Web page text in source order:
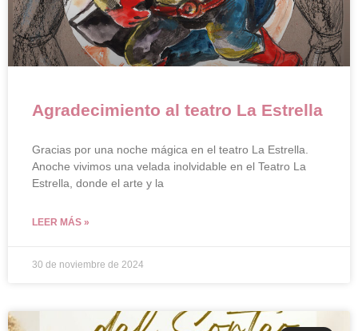
Agradecimiento al teatro La Estrella
Gracias por una noche mágica en el teatro La Estrella.
Anoche vivimos una velada inolvidable en el Teatro La
Estrella, donde el arte y la
LEER MÁS »
30 de noviembre de 2024